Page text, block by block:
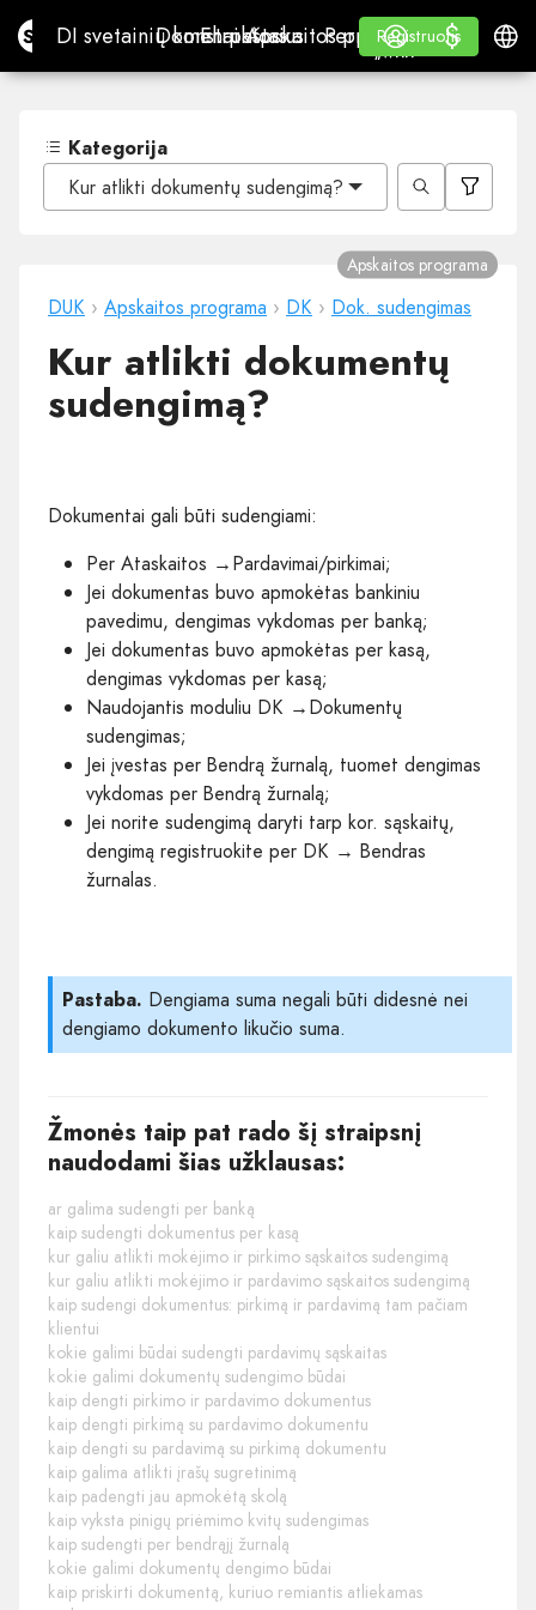
Site.proDI svetainių konstruktorius
DI svetainių konstruktorius
Domenai
DomenaiEl. paštas
El. paštasApskaitos programa
Apskaitos programa
Perpardavėjams
„WHITE LABEL“
Mokymasis
Mokymasis
Registruotis
Registruotis
Prisijungti
$
$
Kategorija
Kur atlikti dokumentų sudengimą?
DUK › Apskaitos programa › DK › Dok. sudengimas
Apskaitos programa
Kur atlikti dokumentų
sudengimą?
Dokumentai gali būti sudengiami:
Per Ataskaitos →Pardavimai/pirkimai;
Jei dokumentas buvo apmokėtas bankiniu
pavedimu, dengimas vykdomas per banką;
Jei dokumentas buvo apmokėtas per kasą,
dengimas vykdomas per kasą;
Naudojantis moduliu DK →Dokumentų
sudengimas;
Jei įvestas per Bendrą žurnalą, tuomet dengimas
vykdomas per Bendrą žurnalą;
Jei norite sudengimą daryti tarp kor. sąskaitų,
dengimą registruokite per DK → Bendras
žurnalas.
Pastaba. Dengiama suma negali būti didesnė nei
dengiamo dokumento likučio suma.
Žmonės taip pat rado šį straipsnį
naudodami šias užklausas:
ar galima sudengti per banką
kaip sudengti dokumentus per kasą
kur galiu atlikti mokėjimo ir pirkimo sąskaitos sudengimą
kur galiu atlikti mokėjimo ir pardavimo sąskaitos sudengimą
kaip sudengi dokumentus: pirkimą ir pardavimą tam pačiam
klientui
kokie galimi būdai sudengti pardavimų sąskaitas
kokie galimi dokumentų sudengimo būdai
kaip dengti pirkimo ir pardavimo dokumentus
kaip dengti pirkimą su pardavimo dokumentu
kaip dengti su pardavimą su pirkimą dokumentu
kaip galima atlikti įrašų sugretinimą
kaip padengti jau apmokėtą skolą
kaip vyksta pinigų priėmimo kvitų sudengimas
kaip sudengti per bendrąjį žurnalą
kokie galimi dokumentų dengimo būdai
kaip priskirti dokumentą, kuriuo remiantis atliekamas